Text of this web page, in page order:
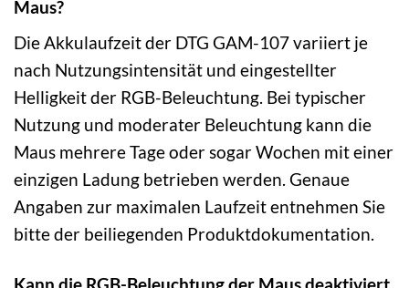
Maus?
Die Akkulaufzeit der DTG GAM-107 variiert je
nach Nutzungsintensität und eingestellter
Helligkeit der RGB-Beleuchtung. Bei typischer
Nutzung und moderater Beleuchtung kann die
Maus mehrere Tage oder sogar Wochen mit einer
einzigen Ladung betrieben werden. Genaue
Angaben zur maximalen Laufzeit entnehmen Sie
bitte der beiliegenden Produktdokumentation.